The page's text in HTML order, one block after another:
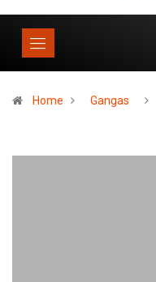
Home Gangas